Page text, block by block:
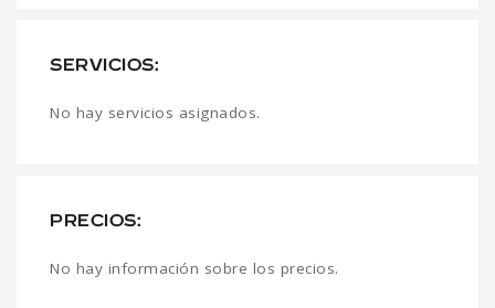
SERVICIOS:
No hay servicios asignados.
PRECIOS:
No hay información sobre los precios.